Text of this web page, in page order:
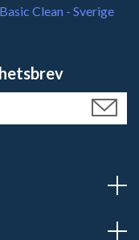
Basic Clean - Sverige